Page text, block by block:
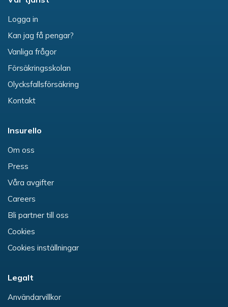
Logga in
Kan jag få pengar?
Vanliga frågor
Försäkringsskolan
Olycksfallsförsäkring
Kontakt
Insurello
Om oss
Press
Våra avgifter
Careers
Bli partner till oss
Cookies
Cookies inställningar
Legalt
Användarvillkor